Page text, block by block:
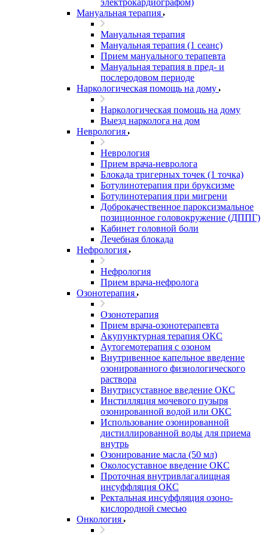
электрокардиографом)
Мануальная терапия
Мануальная терапия
Мануальная терапия (1 сеанс)
Прием мануального терапевта
Мануальная терапия в пред- и
послеродовом периоде
Наркологическая помощь на дому
Наркологическая помощь на дому
Выезд нарколога на дом
Неврология
Неврология
Прием врача-невролога
Блокада тригерных точек (1 точка)
Ботулинотерапия при бруксизме
Ботулинотерапия при мигрени
Доброкачественное пароксизмальное
позиционное головокружение (ДППГ)
Кабинет головной боли
Лечебная блокада
Нефрология
Нефрология
Прием врача-нефролога
Озонотерапия
Озонотерапия
Прием врача-озонотерапевта
Акупунктурная терапия ОКС
Аутогемотерапия с озоном
Внутривенное капельное введение
озонированного физиологического
раствора
Внутрисуставное введение ОКС
Инстилляция мочевого пузыря
озонированной водой или ОКС
Использование озонированной
дистиллированной воды для приема
внутрь
Озонирование масла (50 мл)
Околосуставное введение ОКС
Проточная внутривлагалищная
инсуффляция ОКС
Ректальная инсуффляция озоно-
кислородной смесью
Онкология